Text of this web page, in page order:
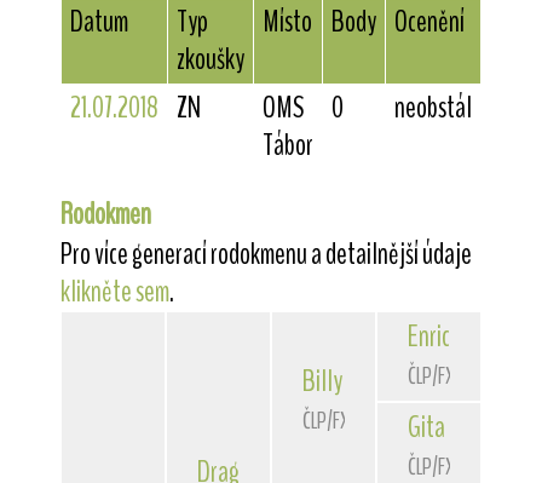
Datum
Typ
zkoušky
Místo Body Ocenění
21.07.2018 ZN
OMS
Tábor
0 neobstál
Rodokmen
Pro více generací rodokmenu a detailnější údaje
klikněte sem.
Dragon
BillyVal-Rico
ČLP/FXH/33755
Enrico
ČLP/FXH/30117
Gita
ČLP/FXH/31786